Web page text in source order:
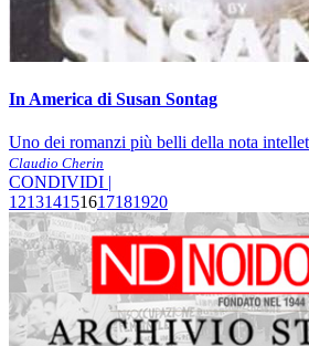
In America di Susan Sontag
Uno dei romanzi più belli della nota
Claudio Cherin
CONDIVIDI |
121314151617181920